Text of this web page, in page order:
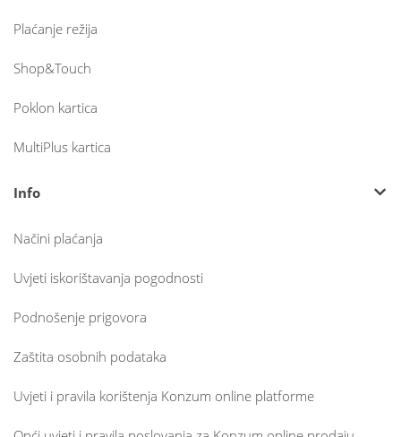
Plaćanje režija
Shop&Touch
Poklon kartica
MultiPlus kartica
Info
Načini plaćanja
Uvjeti iskorištavanja pogodnosti
Podnošenje prigovora
Zaštita osobnih podataka
Uvjeti i pravila korištenja Konzum online platforme